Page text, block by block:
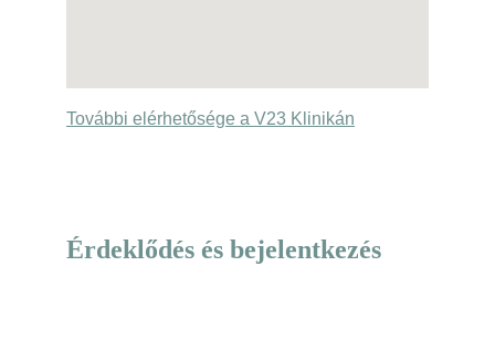
További elérhetősége a V23 Klinikán
Érdeklődés és bejelentkezés